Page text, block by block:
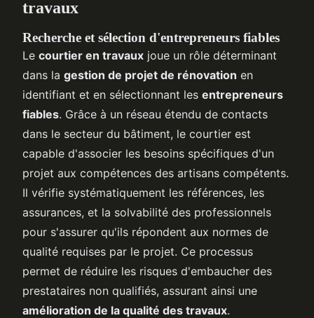
travaux
Recherche et sélection d'entrepreneurs fiables
Le courtier en travaux joue un rôle déterminant
dans la gestion de projet de rénovation en
identifiant et en sélectionnant les entrepreneurs
fiables. Grâce à un réseau étendu de contacts
dans le secteur du bâtiment, le courtier est
capable d'associer les besoins spécifiques d'un
projet aux compétences des artisans compétents.
Il vérifie systématiquement les références, les
assurances, et la solvabilité des professionnels
pour s'assurer qu'ils répondent aux normes de
qualité requises par le projet. Ce processus
permet de réduire les risques d'embaucher des
prestataires non qualifiés, assurant ainsi une
amélioration de la qualité des travaux.